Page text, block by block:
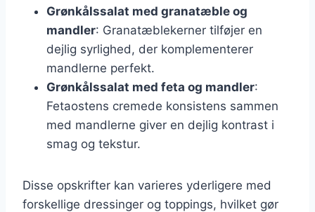
Grønkålssalat med granatæble og
mandler: Granatæblekerner tilføjer en
dejlig syrlighed, der komplementerer
mandlerne perfekt.
Grønkålssalat med feta og mandler:
Fetaostens cremede konsistens sammen
med mandlerne giver en dejlig kontrast i
smag og tekstur.
Disse opskrifter kan varieres yderligere med
forskellige dressinger og toppings, hvilket gør